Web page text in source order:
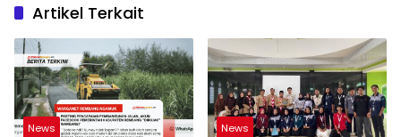
Artikel Terkait
News News